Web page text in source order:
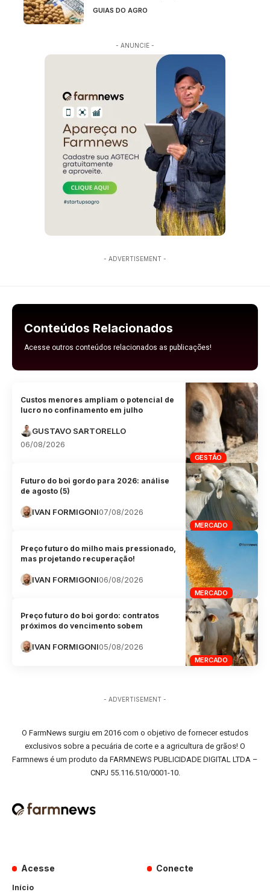
GUIAS DO AGRO
- ANUNCIE -
- ADVERTISEMENT -
Conteúdos Relacionados
Acesse outros conteúdos relacionados as publicações!
GESTÃO
Custos menores ampliam o potencial de
lucro no confinamento em julho
GUSTAVO SARTORELLO
06/08/2026
MERCADO
Futuro do boi gordo para 2026: análise
de agosto (5)
IVAN FORMIGONI07/08/2026
MERCADO
Preço futuro do milho mais pressionado,
mas projetando recuperação!
IVAN FORMIGONI06/08/2026
MERCADO
Preço futuro do boi gordo: contratos
próximos do vencimento sobem
IVAN FORMIGONI05/08/2026
- ADVERTISEMENT -
O FarmNews surgiu em 2016 com o objetivo de fornecer estudos
exclusivos sobre a pecuária de corte e a agricultura de grãos! O
Farmnews é um produto da FARMNEWS PUBLICIDADE DIGITAL LTDA –
CNPJ 55.116.510/0001-10.
Acesse
Início
Conecte